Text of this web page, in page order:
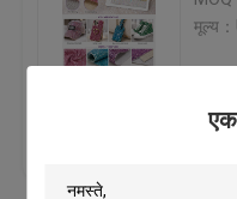
पैकेजिंग चमड़ा
मूल्य
सबसे अच्छी कीमत